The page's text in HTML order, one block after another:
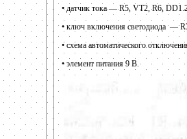
• датчик тока — R5, VT2, R6,
• ключ включения светодиода —
• схема автоматического
• элемент питания 9 В.